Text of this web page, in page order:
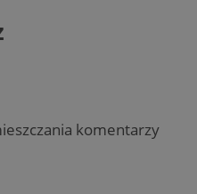
komentarzy